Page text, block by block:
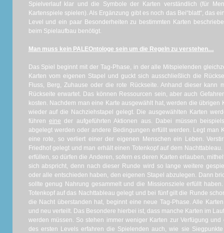
Spielverlauf klar und die Symbole der Karten verständlich (für
Kartenspiele spielen). Als Ergänzung gibt es noch das Bei“blatt“, das
Level und ein paar Besonderheiten zu bestimmten Karten
beim Spielaufbau benötigt.
Man muss kein PALEOntologe sein um die Regeln zu verstehen…
Das Spiel beginnt mit der Tag-Phase, in der alle Mitspielenden
Karten vom eigenen Stapel und guckt sich ausschließlich die
Fluss, Berg, Zuhause oder die rote Rückseite. Anhand dieser kann
Rückseite erwartet. Das können Ressourcen sein, aber auch
kosten. Nachdem man eine Karte ausgewählt hat, werden die
wieder auf die Nachziehstapel gelegt. Die ausgewählten Karten
führen eine der aufgeführten Aktionen aus. Dabei müssen
abgelegt werden oder andere Bedingungen erfüllt werden. Legt man
eine rote, so verliert einer der eigenen Menschen ein Leben.
Friedhof gelegt und man erhält einen Totenkopf auf dem
erfüllen, so dürfen die Anderen, sofern es deren Karten erlauben,
sich abspricht, denn nach dieser Runde wird so lange weitere
oder alle entschieden haben, den eigenen Stapel abzulegen. Dann
sollte genug Nahrung gesammelt und die Missionsziele erfüllt
Totenkopf auf das Nachttableau gelegt und bei fünf gilt die Runde
die Nacht überstanden hat, beginnt eine neue Tag-Phase. Alle
und neu verteilt. Das Besondere hierbei ist, dass manche Karten im
werden müssen. So stehen immer weniger Karten zur Verfügung
des ersten Levels erfahren die Spielenden auch, wie sie